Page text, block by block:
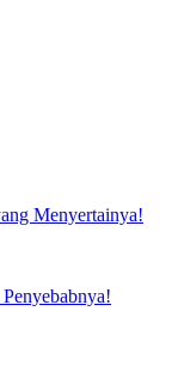
Menyertainya!